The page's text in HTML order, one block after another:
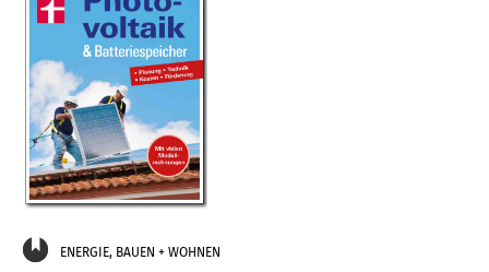
ENERGIE, BAUEN + WOHNEN